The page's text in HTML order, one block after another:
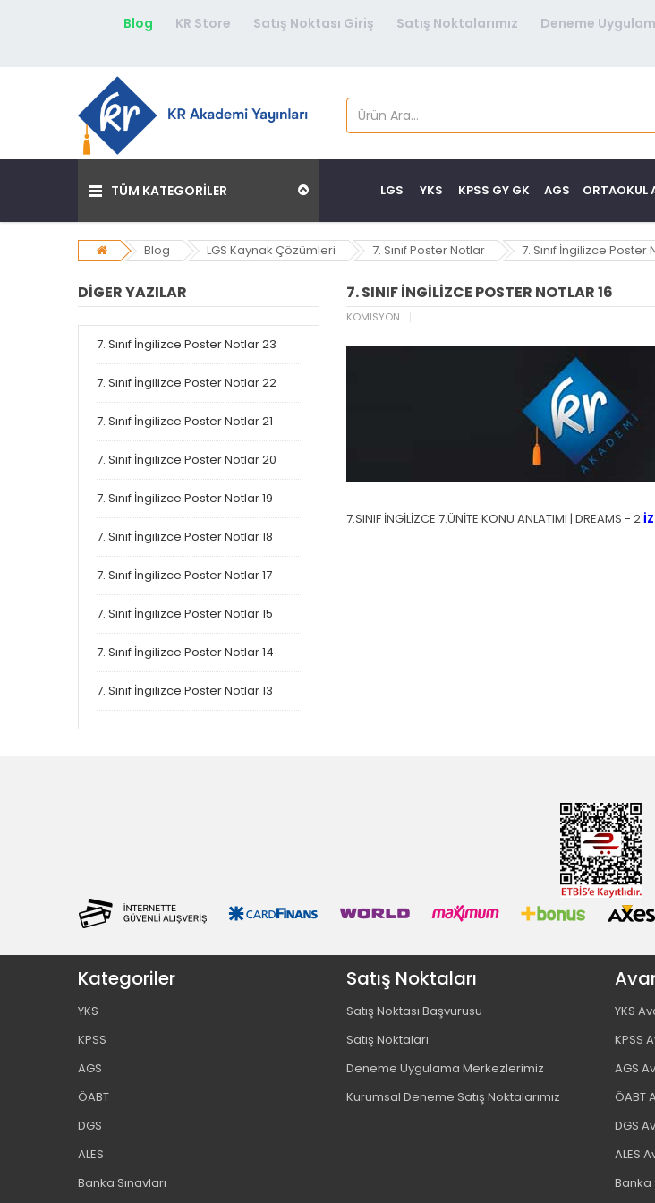
Blog KR Store Satış Noktası Giriş Satış Noktalarımız Deneme
TÜM KATEGORİLER ORTAOKUL
AGS
KPSS GY GK
YKS
LGS
Blog LGS Kaynak Çözümleri 7. Sınıf Poster Notlar 7. Sınıf İngilizce Poster
DIGER YAZILAR
7. Sınıf İngilizce Poster Notlar 23
7. Sınıf İngilizce Poster Notlar 22
7. Sınıf İngilizce Poster Notlar 21
7. Sınıf İngilizce Poster Notlar 20
7. Sınıf İngilizce Poster Notlar 19
7. Sınıf İngilizce Poster Notlar 18
7. Sınıf İngilizce Poster Notlar 17
7. Sınıf İngilizce Poster Notlar 15
7. Sınıf İngilizce Poster Notlar 14
7. Sınıf İngilizce Poster Notlar 13
7. SINIF İNGILIZCE POSTER NOTLAR 16
KOMISYON
7.SINIF İNGİLİZCE 7.ÜNİTE KONU ANLATIMI | DREAMS - 2
Kategoriler
YKS
KPSS
AGS
ÖABT
DGS
ALES
Banka Sınavları
Satış Noktaları
Satış Noktası Başvurusu
Satış Noktaları
Deneme Uygulama Merkezlerimiz
Kurumsal Deneme Satış Noktalarımız
YKS
KPSS
AGS
ÖABT
DGS
ALES
Banka